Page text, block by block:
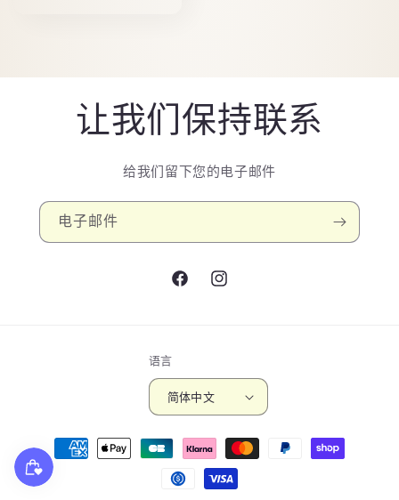
让我们保持联系
给我们留下您的电子邮件
电子邮件
FacebookInstagram
语言
简体中文
款
方